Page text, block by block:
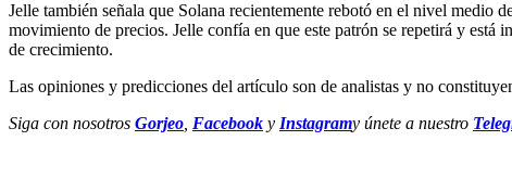
Jelle también señala que Solana recientemente rebotó en el nivel medio
movimiento de precios. Jelle confía en que este patrón se repetirá y
de crecimiento.
Las opiniones y predicciones del artículo son de analistas y no
Siga con nosotros Gorjeo Facebook y Instagramy únete a nuestro